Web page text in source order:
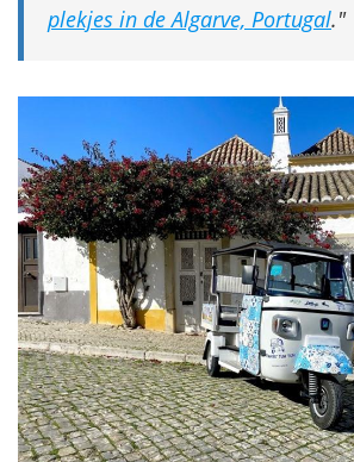
plekjes in de Algarve, Portugal.